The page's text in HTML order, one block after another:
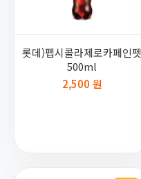
롯데)펩시콜라제로카페인펫
500ml
2,500 원